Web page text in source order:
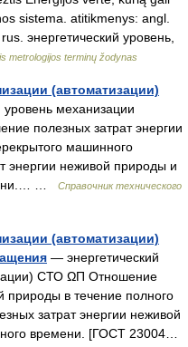
sistema. atitikmenys: angl.
энергетический уровень,
metrologijos terminų žodynas
(автоматизации)
механизации
полезных затрат энергии
машинного
энергии неживой природы и
…
Справочник технического
(автоматизации)
— энергетический
СТО ΩП Отношение
природы в течение полного
затрат энергии неживой
времени. [ГОСТ 23004…